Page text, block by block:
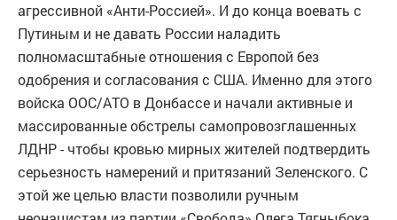
агрессивной «Анти-Россией». И до конца воевать с
Путиным и не давать России наладить
полномасштабные отношения с Европой без
одобрения и согласования с США. Именно для этого
войска ООС/АТО в Донбассе и начали активные и
массированные обстрелы самопровозглашенных
ЛДНР - чтобы кровью мирных жителей подтвердить
серьезность намерений и притязаний Зеленского. С
этой же целью власти позволили ручным